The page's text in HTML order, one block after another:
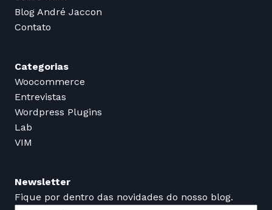
Blog André Jaccon
Contato
Categorias
Woocommerce
Entrevistas
Wordpress Plugins
Lab
VIM
Newsletter
Fique por dentro das novidades do nosso blog.